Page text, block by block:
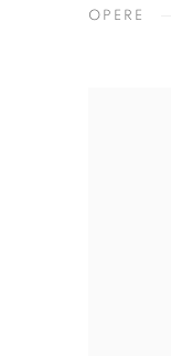
OPERE